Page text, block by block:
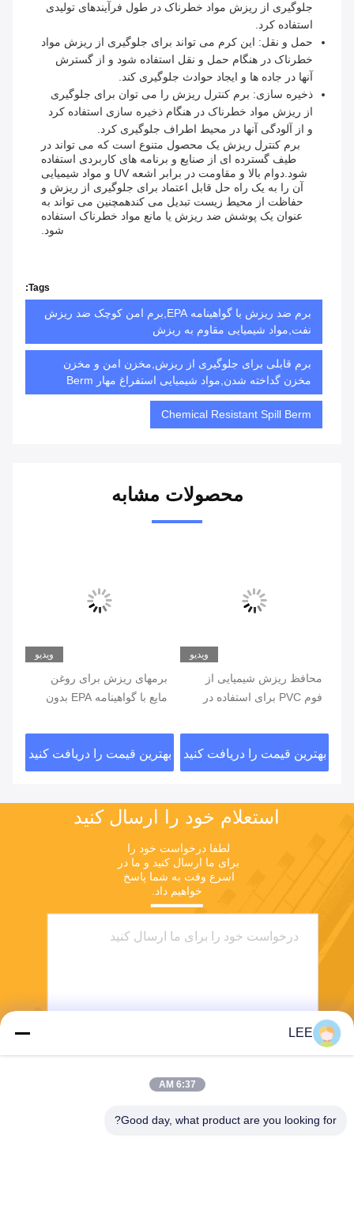
جلوگیری از ریزش مواد خطرناک در طول فرآیندهای تولیدی
استفاده کرد.
حمل و نقل: این کرم می تواند برای جلوگیری از ریزش مواد
خطرناک در هنگام حمل و نقل استفاده شود و از گسترش
آنها در جاده ها و ایجاد حوادث جلوگیری کند.
ذخیره سازی: برم کنترل ریزش را می توان برای جلوگیری
از ریزش مواد خطرناک در هنگام ذخیره سازی استفاده کرد
و از آلودگی آنها در محیط اطراف جلوگیری کرد.
برم کنترل ریزش یک محصول متنوع است که می تواند در
طیف گسترده ای از صنایع و برنامه های کاربردی استفاده
شود.دوام بالا و مقاومت در برابر اشعه UV و مواد شیمیایی
آن را به یک راه حل قابل اعتماد برای جلوگیری از ریزش و
حفاظت از محیط زیست تبدیل می کندهمچنین می تواند به
عنوان یک پوشش ضد ریزش یا مانع مواد خطرناک استفاده
شود.
Tags:
برم ضد ریزش با گواهینامه EPA,برم امن کوچک ضد ریزش
نفت,مواد شیمیایی مقاوم به ریزش
برم قابلی برای جلوگیری از ریزش,مخزن امن و مخزن
مخزن گداخته شدن,مواد شیمیایی استفراغ مهار Berm
Chemical Resistant Spill Berm
محصولات مشابه
ویدیو
برمهای ریزش برای روغن
مایع با گواهینامه EPA بدون
بهترین قیمت را دریافت کنید
ویدیو
برم ضد اشعه UV برای احتواء
روغن / مواد شیمیایی در
بهترین قیمت را دریافت کنید
استعلام خود را ارسال کنید
خواهیم داد.
LEE
6:37 AM
Good day, what product are you looking for?